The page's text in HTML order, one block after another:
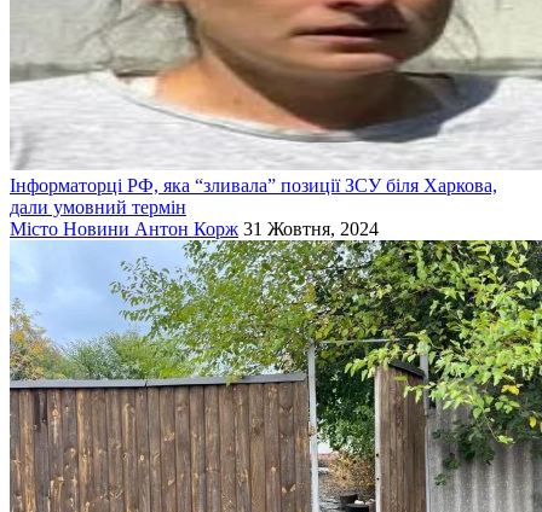
Інформаторці РФ, яка “зливала” позиції ЗСУ біля Харкова,
дали умовний термін
Місто Новини Антон Корж 31 Жовтня, 2024